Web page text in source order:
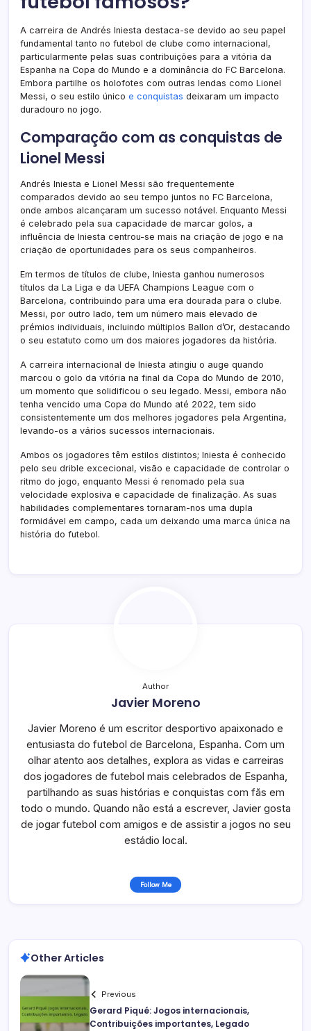
A carreira de Andrés Iniesta destaca-se devido ao seu papel
fundamental tanto no futebol de clube como internacional,
particularmente pelas suas contribuições para a vitória da
Espanha na Copa do Mundo e a dominância do FC Barcelona.
Embora partilhe os holofotes com outras lendas como Lionel
Messi, o seu estilo único e conquistas deixaram um impacto
duradouro no jogo.
Comparação com as conquistas de
Lionel Messi
Andrés Iniesta e Lionel Messi são frequentemente
comparados devido ao seu tempo juntos no FC Barcelona,
onde ambos alcançaram um sucesso notável. Enquanto Messi
é celebrado pela sua capacidade de marcar golos, a
influência de Iniesta centrou-se mais na criação de jogo e na
criação de oportunidades para os seus companheiros.
Em termos de títulos de clube, Iniesta ganhou numerosos
títulos da La Liga e da UEFA Champions League com o
Barcelona, contribuindo para uma era dourada para o clube.
Messi, por outro lado, tem um número mais elevado de
prémios individuais, incluindo múltiplos Ballon d’Or, destacando
o seu estatuto como um dos maiores jogadores da história.
A carreira internacional de Iniesta atingiu o auge quando
marcou o golo da vitória na final da Copa do Mundo de 2010,
um momento que solidificou o seu legado. Messi, embora não
tenha vencido uma Copa do Mundo até 2022, tem sido
consistentemente um dos melhores jogadores pela Argentina,
levando-os a vários sucessos internacionais.
Ambos os jogadores têm estilos distintos; Iniesta é conhecido
pelo seu drible excecional, visão e capacidade de controlar o
ritmo do jogo, enquanto Messi é renomado pela sua
velocidade explosiva e capacidade de finalização. As suas
habilidades complementares tornaram-nos uma dupla
formidável em campo, cada um deixando uma marca única na
história do futebol.
Author
Javier Moreno
Javier Moreno é um escritor desportivo apaixonado e
entusiasta do futebol de Barcelona, Espanha. Com um
olhar atento aos detalhes, explora as vidas e carreiras
dos jogadores de futebol mais celebrados de Espanha,
partilhando as suas histórias e conquistas com fãs em
todo o mundo. Quando não está a escrever, Javier gosta
de jogar futebol com amigos e de assistir a jogos no seu
estádio local.
Follow Me
Other Articles
Previous
Gerard Piqué: Jogos internacionais,
Contribuições importantes, Legado